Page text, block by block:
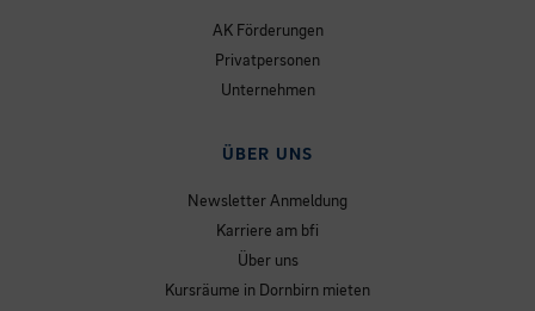
AK Förderungen
Privatpersonen
Unternehmen
ÜBER UNS
Newsletter Anmeldung
Karriere am bfi
Über uns
Kursräume in Dornbirn mieten